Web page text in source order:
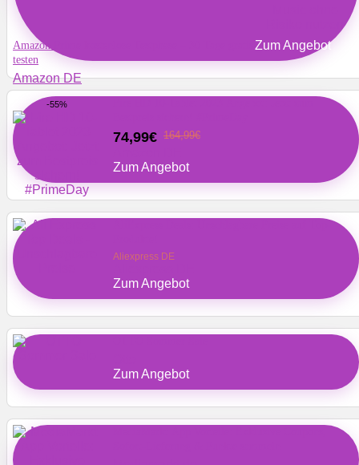
Amazon Prime kostenlose Testphase – 30 Tage gratis
testen
Amazon DE
Zum Angebot
-55%
74,99€ 164,99€
Zum Angebot
AliExpress Deals: Unschlagbare Preise auf Top-
Aliexpress DE
Zum Angebot
Zum Angebot